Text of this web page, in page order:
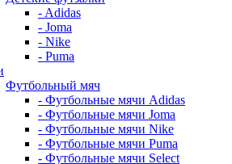
- Adidas
- Joma
- Nike
- Puma
Футбольный мяч
- Футбольные мячи Adidas
- Футбольные мячи Joma
- Футбольные мячи Nike
- Футбольные мячи Puma
- Футбольные мячи Select